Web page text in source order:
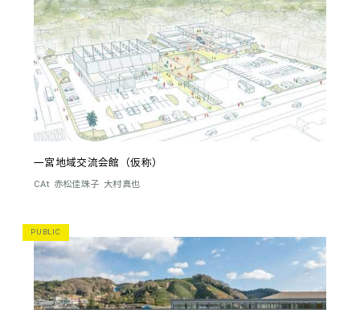
一宮地域交流会館（仮称）
CAt 赤松佳珠子 大村真也
PUBLIC